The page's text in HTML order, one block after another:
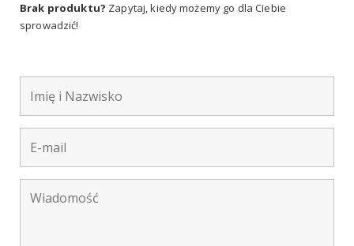
Brak produktu? Zapytaj, kiedy możemy go dla Ciebie
sprowadzić!